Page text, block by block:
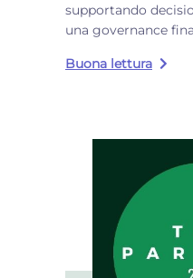
supportando
una governance
Buona lettura